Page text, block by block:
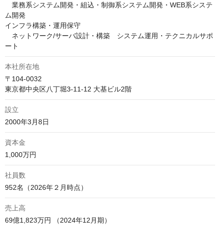
業務系システム開発・組込・制御系システム開発・WEB系システ
ム開発
インフラ構築・運用保守
ネットワーク/サーバ設計・構築　システム運用・テクニカルサポ
ート
本社所在地
〒104-0032
東京都中央区八丁堀3‑11‑12 大基ビル2階
設立
2000年3月8日
資本金
1,000万円
社員数
952名（2026年２月時点）
売上高
69億1,823万円 （2024年12月期）